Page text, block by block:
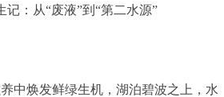
：从“废液”到“第二水源”
焕发鲜绿生机，湖泊碧波之上，水